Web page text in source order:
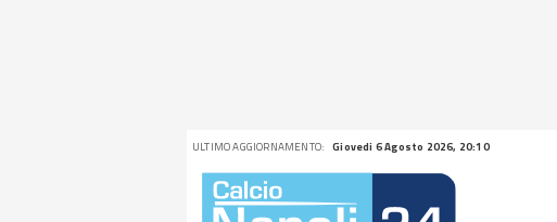
ULTIMO AGGIORNAMENTO: Giovedi 6 Agosto 2026, 20:10